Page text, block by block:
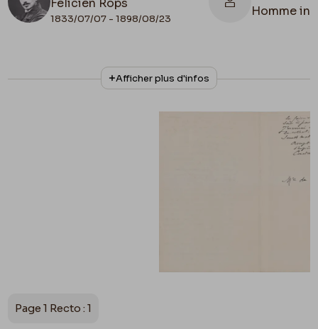
Félicien Rops
1833/07/07 - 1898/08/23
Homme
N° d'inventaire
III/215/7/26
Collationnage
Autographe
Belgique, Bruxelles, Bibliothèque royale de
Afficher plus d'infos
Page 1 Recto : 1